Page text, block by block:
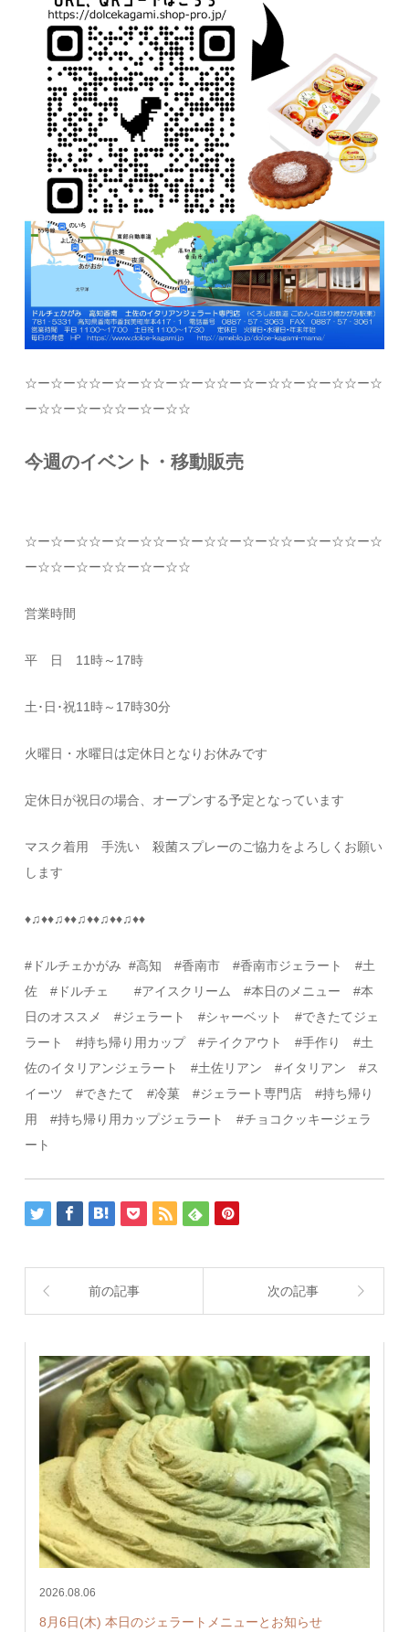
☆ー☆ー☆☆ー☆ー☆☆ー☆ー☆☆ー☆ー☆☆ー☆ー☆☆ー☆
ー☆☆ー☆ー☆☆ー☆ー☆☆
今週のイベント・移動販売
☆ー☆ー☆☆ー☆ー☆☆ー☆ー☆☆ー☆ー☆☆ー☆ー☆☆ー☆
ー☆☆ー☆ー☆☆ー☆ー☆☆
営業時間
平 日 11時～ 17時
土･日･祝11時～ 17時30分
火曜日・水曜日は定休日となりお休みです
定休日が祝日の場合、オープンする予定となっています
マスク着用 手洗い 殺菌スプレーのご協力をよろしくお願い
します
♦♫♦♦♫♦♦♫♦♦♫♦♦♫♦♦
# ドルチェかがみ #高知#香南市 #香南市ジェラート #土
佐# ドルチェ#アイスクリーム#本日のメニュー#本
日のオススメ#ジェラート#シャーベット#できたてジェ
ラート #持ち帰り用カップ #テイクアウト#手作り#土
佐のイタリアンジェラート#土佐リアン#イタリアン#ス
イーツ
#できたて#冷菓#ジェラート専門店 #持ち帰り
用 #持ち帰り用カップジェラート #チョコクッキージェラ
ート
前の記事 次の記事
2026.08.06
8月6日(木) 本日のジェラートメニューとお知らせ